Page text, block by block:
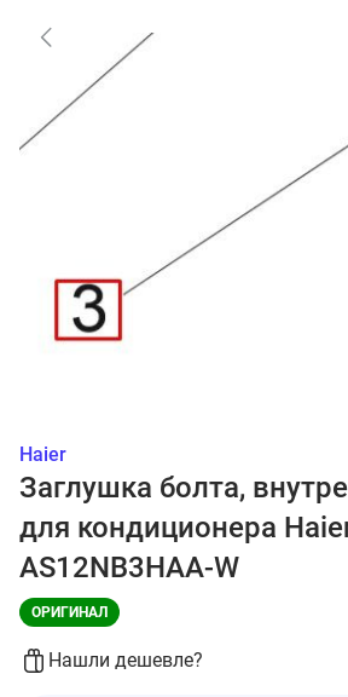
Haier
Заглушка болта,
для кондиционера
AS12NB3HAA-W
ОРИГИНАЛ
Нашли дешевле?